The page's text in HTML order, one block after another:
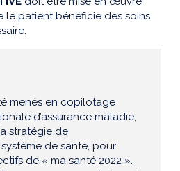
patient bénéficie des soins
menés en copilotage
d’assurance maladie,
stratégie de
de santé, pour
de « ma santé 2022 ».